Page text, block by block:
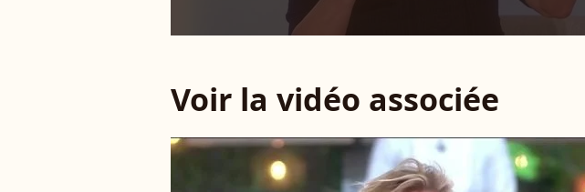
Voir la vidéo associée